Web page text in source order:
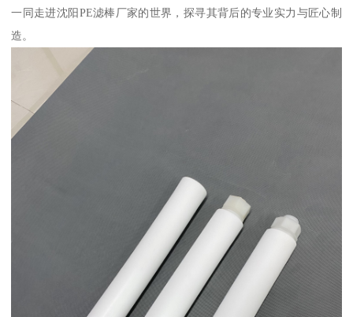
一同走进沈阳PE滤棒厂家的世界，探寻其背后的专业实力与匠心制
造。